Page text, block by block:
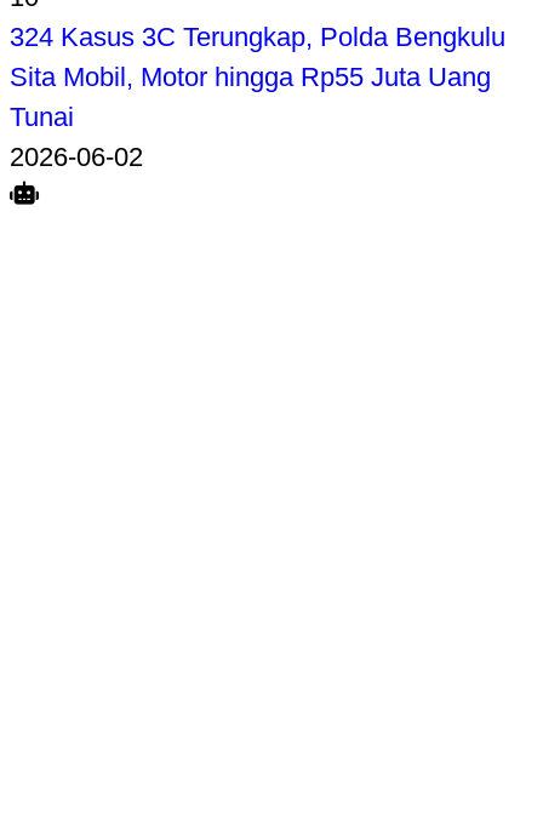
324 Kasus 3C Terungkap, Polda Bengkulu
Sita Mobil, Motor hingga Rp55 Juta Uang
Tunai
2026-06-02